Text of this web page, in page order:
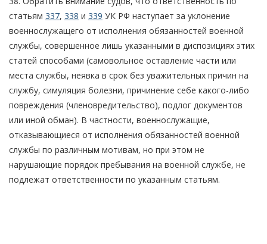
статьям 337, 338 и 339 УК РФ наступает за уклонение
военнослужащего от исполнения обязанностей военной
службы, совершенное лишь указанными в диспозициях этих
статей способами (самовольное оставление части или
места службы, неявка в срок без уважительных причин на
службу, симуляция болезни, причинение себе какого-либо
повреждения (членовредительство), подлог документов
или иной обман). В частности, военнослужащие,
отказывающиеся от исполнения обязанностей военной
службы по различным мотивам, но при этом не
нарушающие порядок пребывания на военной службе, не
подлежат ответственности по указанным статьям.